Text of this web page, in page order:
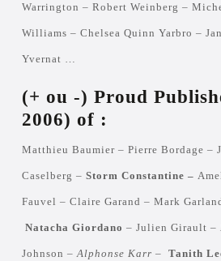
Warrington – Robert Weinberg –
Williams – Chelsea Quinn Yarbro –
Yvernat …
(+ ou -) Proud
2006) of :
Matthieu Baumier – Pierre Bordage –
Caselberg – Storm Constantine –
Fauvel – Claire Garand – Mark
Natacha Giordano – Julien Girault –
Johnson –Alphonse Karr – Tanith